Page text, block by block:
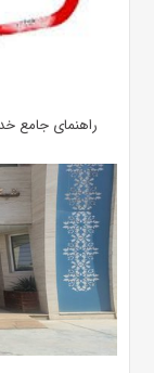
راهنمای جامع